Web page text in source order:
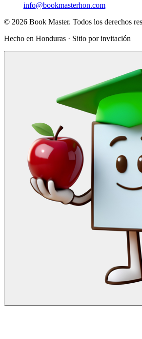
info@bookmasterhon.com
© 2026 Book Master. Todos los derechos
Hecho en Honduras · Sitio por invitación